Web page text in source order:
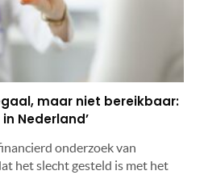
maar niet bereikbaar:
Nederland’
onderzoek van
het slecht gesteld is met het